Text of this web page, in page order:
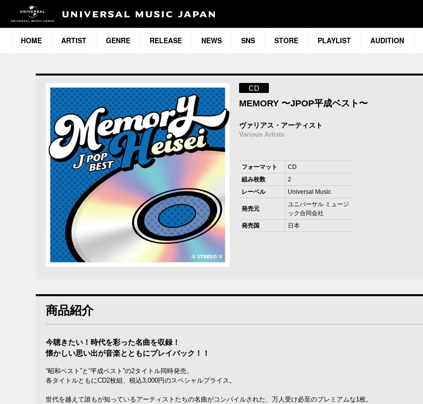
HOME ARTIST GENRE RELEASE NEWS SNS STORE PLAYLIST AUDITION
CD
MEMORY 〜JPOP平成ベスト〜
ヴァリアス・アーティスト
Various Artists
フォーマット
CD
組み枚数
2
レーベル
Universal Music
発売元
ユニバーサル ミュージ
ック合同会社
発売国
日本
商品紹介
今聴きたい！時代を彩った名曲を収録！
懐かしい思い出が音楽とともにプレイバック！！
“昭和ベスト”と“平成ベスト”の2タイトル同時発売。
各タイトルともにCD2枚組、税込3,000円のスペシャルプライス。
世代を越えて誰もが知っているアーティストたちの名曲がコンパイルされた、万人受け必至のプレミアムな1枚。